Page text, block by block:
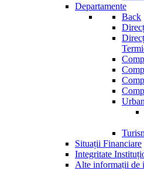
Departamente
Back
Situații Financiare
Integritate
Alte informații de